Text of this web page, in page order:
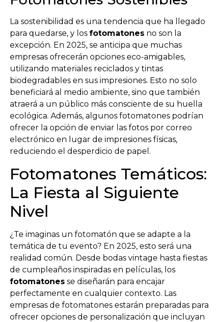
La sostenibilidad es una tendencia que ha llegado
para quedarse, y los fotomatones no son la
excepción. En 2025, se anticipa que muchas
empresas ofrecerán opciones eco-amigables,
utilizando materiales reciclados y tintas
biodegradables en sus impresiones. Esto no solo
beneficiará al medio ambiente, sino que también
atraerá a un público más consciente de su huella
ecológica. Además, algunos fotomatones podrían
ofrecer la opción de enviar las fotos por correo
electrónico en lugar de impresiones físicas,
reduciendo el desperdicio de papel.
Fotomatones Temáticos:
La Fiesta al Siguiente
Nivel
¿Te imaginas un fotomatón que se adapte a la
temática de tu evento? En 2025, esto será una
realidad común. Desde bodas vintage hasta fiestas
de cumpleaños inspiradas en películas, los
fotomatones se diseñarán para encajar
perfectamente en cualquier contexto. Las
empresas de fotomatones estarán preparadas para
ofrecer opciones de personalización que incluyan